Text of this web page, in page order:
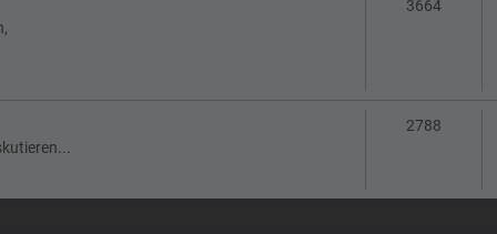
3664Themen
2788